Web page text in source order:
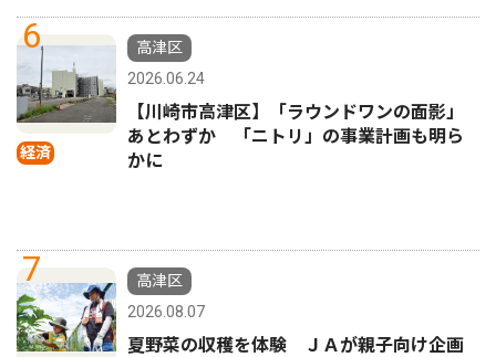
6
経済
高津区
2026.06.24
【川崎市高津区】「ラウンドワンの面影」
あとわずか 「ニトリ」の事業計画も明ら
かに
7
高津区
2026.08.07
夏野菜の収穫を体験 ＪＡが親子向け企画